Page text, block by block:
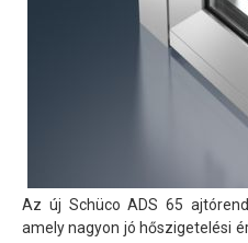
Függönyfalak
Harmonika ajtó
Szellőztető rendszerek
Árnyékolás
Az új Schüco ADS 65
amely nagyon jó hőszigetelési